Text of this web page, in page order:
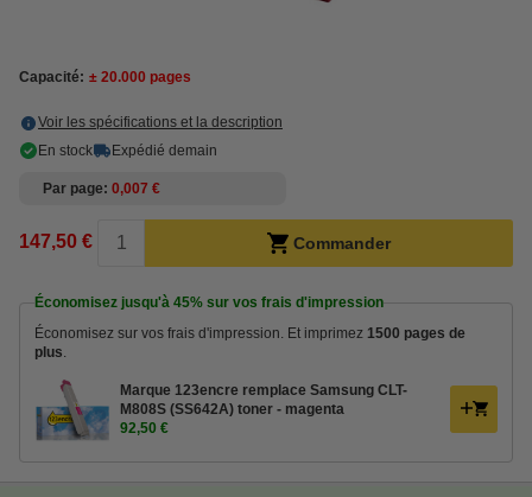
Capacité: ± 20.000 pages
Voir les spécifications et la description
En stock
Expédié demain
Par page 0,007 €
147,50 € Commander
Économisez jusqu'à 45% sur vos frais d'impression
Économisez sur vos frais d'impression. Et imprimez 1500 pages de
plus.
Marque 123encre remplace Samsung CLT-
M808S (SS642A) toner - magenta
92,50 €